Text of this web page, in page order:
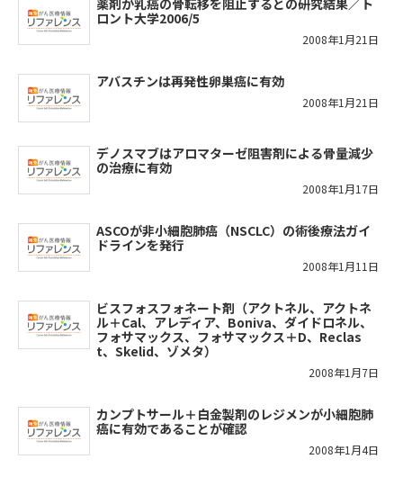
ロント大学2006/5
2008年1月21日
アバスチンは再発性卵巣癌に有効
2008年1月21日
デノスマブはアロマターゼ阻害剤による骨量減少
の治療に有効
2008年1月17日
ASCOが非小細胞肺癌（NSCLC）の術後療法ガイ
ドラインを発行
2008年1月11日
ビスフォスフォネート剤（アクトネル、アクトネ
ル＋Cal、アレディア、Boniva、ダイドロネル、
フォサマックス、フォサマックス＋D、Reclas
t、Skelid、ゾメタ）
2008年1月7日
カンプトサール＋白金製剤のレジメンが小細胞肺
癌に有効であることが確認
2008年1月4日